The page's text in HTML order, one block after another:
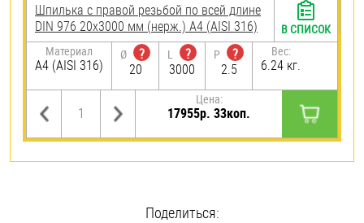
Шпилька с правой резьбой по всей длине
DIN 976 20х3000 мм (нерж.) A4 (AISI 316)
Материал
A4 (AISI 316)
Ø
?
20
L
?
3000
P
?
2.5
Вес:
6.24 кг.
Цена:
17955р. 33коп.
В СПИСОК
Поделиться: